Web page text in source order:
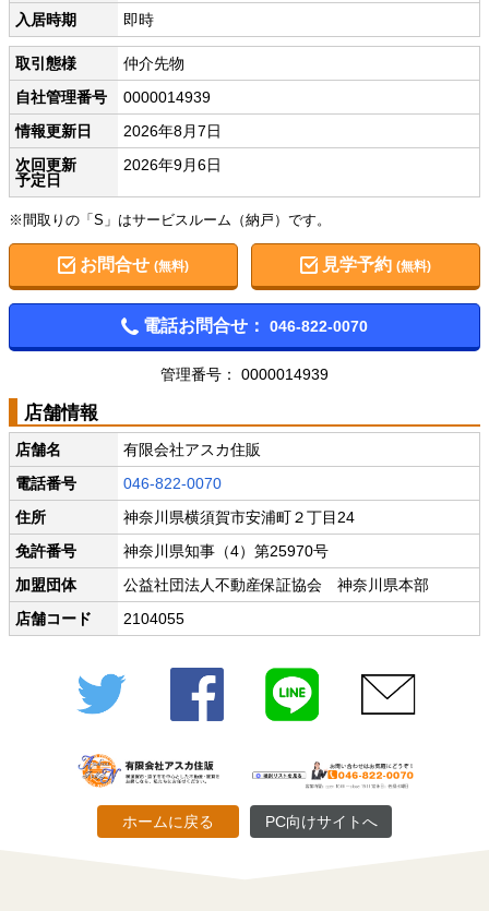
入居時期
即時
取引態様
仲介先物
自社管理番号
0000014939
情報更新日
2026年8月7日
次回更新
予定日
2026年9月6日
※間取りの「S」はサービスルーム（納戸）です。
お問合せ (無料) 見学予約(無料)
電話お問合せ： 046-822-0070
管理番号： 0000014939
店舗情報
店舗名
有限会社アスカ住販
電話番号
046-822-0070
住所
神奈川県横須賀市安浦町２丁目24
免許番号
神奈川県知事（4）第25970号
加盟団体
公益社団法人不動産保証協会 神奈川県本部
店舗コード
2104055
Twitter Facebook
ホームに戻る PC向けサイトへ